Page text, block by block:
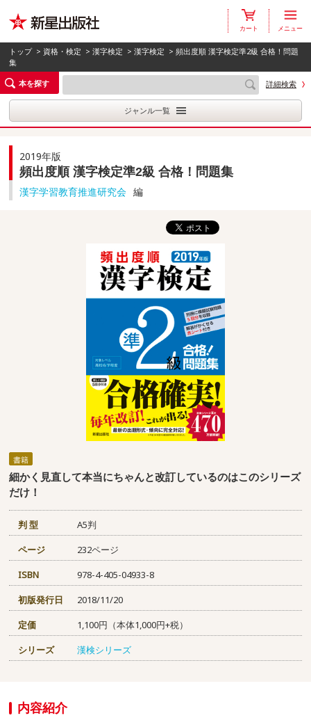
カート メニュー
トップ > 資格・検定 >漢字検定 >漢字検定 > 頻出度順 漢字検定準2級 合格！問題
集
本を探す
詳細検索
ジャンル一覧
2019年版
頻出度順 漢字検定準2級 合格！問題集
漢字学習教育推進研究会 編
書籍
細かく見直して本当にちゃんと改訂しているのはこのシリーズ
だけ！
判 型
A5判
ページ
232ページ
ISBN
978-4-405-04933-8
初版発行日
2018/11/20
定価
1,100円（本体1,000円+税）
シリーズ
漢検シリーズ
内容紹介